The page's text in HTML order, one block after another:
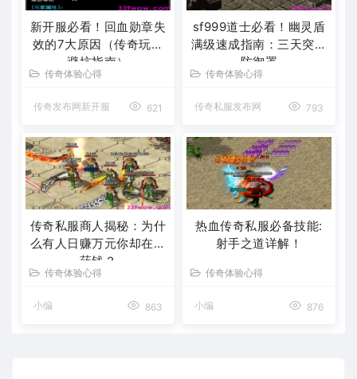
新开服必看！回血勋章失
效的7大原因（传奇玩家
避坑指南）
传奇体验心得
传奇发布网新开服 621
sf999道士必看！幽灵盾
满级速成指南：三天突破
防御罩
传奇体验心得
传奇私服发布网 793
传奇私服商人揭秘：为什
么有人日赚万元你却在亏
药钱？
传奇体验心得
小编 863
热血传奇私服必备技能:
射手之道详解！
传奇体验心得
小编 876